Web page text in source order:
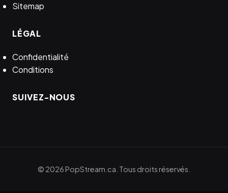
Sitemap
LÉGAL
Confidentialité
Conditions
SUIVEZ-NOUS
© 2026 PopStream.ca. Tous droits réservés.